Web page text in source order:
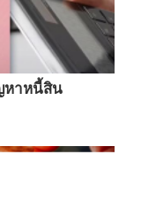
หาหนี้สิน